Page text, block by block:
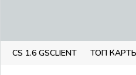
CS 1.6 GSCLIENT ТОП